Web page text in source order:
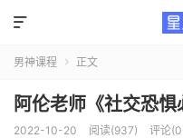

男神课程  正文
阿伦老师《社交恐惧
2022-10-20 阅读(937) 评论